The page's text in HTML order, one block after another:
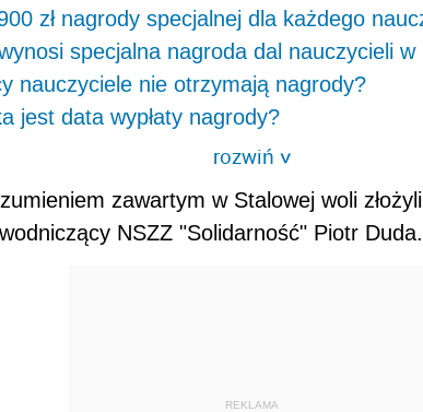
zł nagrody specjalnej dla każdego
specjalna nagroda dal nauczycieli w
nauczyciele nie otrzymają nagrody?
jest data wypłaty nagrody?
rozwiń>
zawartym w Stalowej woli
NSZZ "Solidarność" Piotr Duda.
REKLAMA